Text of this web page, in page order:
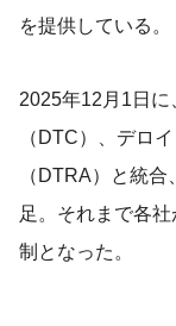
を提供している。
2025年12月1日
（DTC）、デロ
（DTRA）と統
足。それまで各
制となった。